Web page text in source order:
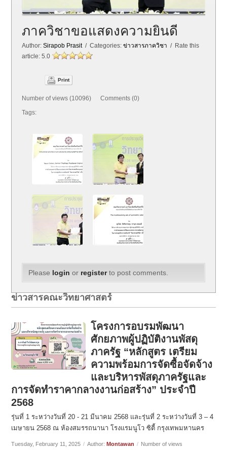
ภาควิชาขอแสดงความยินดี
Author:Sirapob Prasit/ Categories:ข่าวสารภาควิชา / Rate this
article:5.0
Print
Number of views (10096) Comments (0)
Tags:
Please login or registerto post comments.
ข่าวสารคณะวิทยาศาสตร์
โครงการอบรมพัฒนา
ศักยภาพผู้ปฏิบัติงานพัสดุ
ภาครัฐ “หลักสูตร เตรียม
ความพร้อมการจัดซื้อจัดจ้าง
และบริหารพัสดุภาครัฐและ
การจัดทำราคากลางงานก่อสร้าง” ประจำปี
2568
รุ่นที่ 1 ระหว่างวันที่ 20 - 21 มีนาคม 2568 และรุ่นที่ 2 ระหว่างวันที่ 3 – 4
เมษายน 2568 ณ ห้องสมรรถนานา โรงแรมนูโว ซิตี้ กรุงเทพมหานคร
Tuesday, February 11, 2025 / Author:Montawan / Number of views